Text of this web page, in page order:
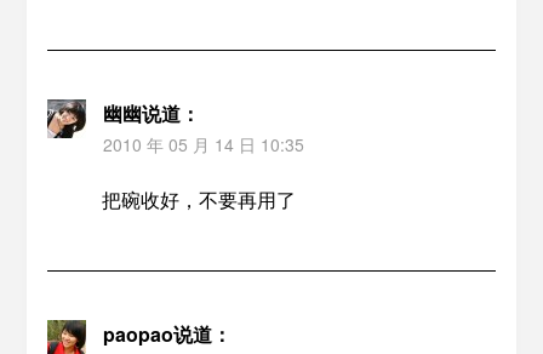
幽幽说道：
2010 年 05 月 14 日 10:35
把碗收好，不要再用了
paopao说道：